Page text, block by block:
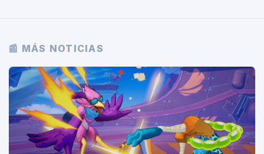
📰 MÁS NOTICIAS